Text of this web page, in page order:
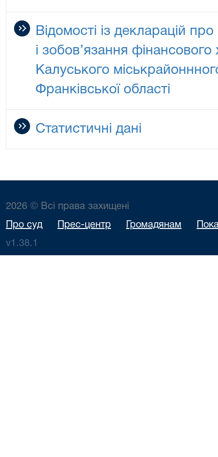
Відомості із декларацій
і зобов’язання фінансового
Калуського
Франківської області
Статистичні дані
2026 © Всі права захищені
Про суд Прес-центр Громадянам
v1.38.1